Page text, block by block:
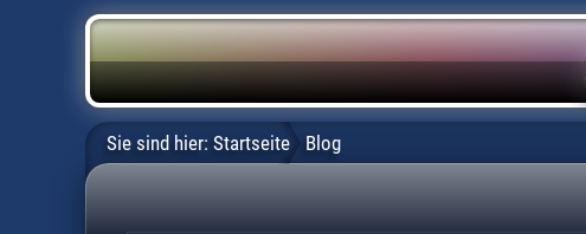
Sie sind hier: Startseite Blog